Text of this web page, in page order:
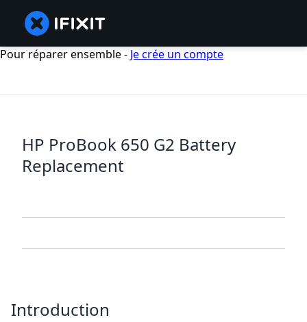
Pour réparer ensemble - Je crée un compte
HP ProBook 650 G2 Battery
Replacement
Introduction